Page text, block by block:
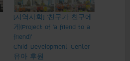
[지역사회] ‘친구가 친구에
게(Project of ‘a friend to a
friend)’
Child Development Center
유아 후원